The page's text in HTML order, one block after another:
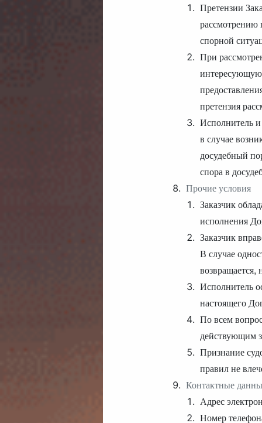
Претензии
рассмотрению
спорной
При
интересующую
претензия
Исполнитель
в случае
досудебный
спора в
Прочие условия
Заказчик
исполнения
Заказчик
В случае
возвращается,
Исполнитель
настоящего
По всем
действующим
Признание
правил не
Контактные
Адрес
Номер